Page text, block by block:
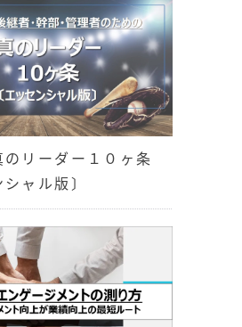
のリーダー１０ヶ条
ャル版〕